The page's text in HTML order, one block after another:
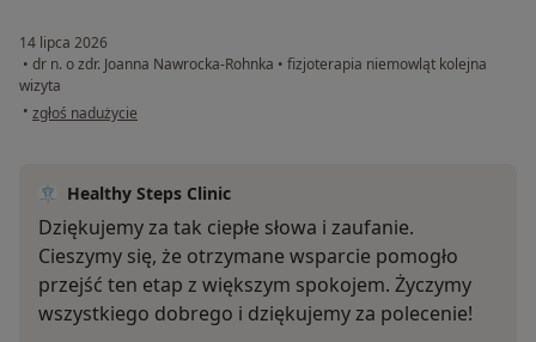
14 lipca 2026
• dr n. o zdr. Joanna Nawrocka-Rohnka • fizjoterapia niemowląt kolejna
wizyta
• w opinii użytkownika Mama Oli
zgłoś nadużycie
Healthy Steps Clinic
Dziękujemy za tak ciepłe słowa i zaufanie.
Cieszymy się, że otrzymane wsparcie pomogło
przejść ten etap z większym spokojem. Życzymy
wszystkiego dobrego i dziękujemy za polecenie!